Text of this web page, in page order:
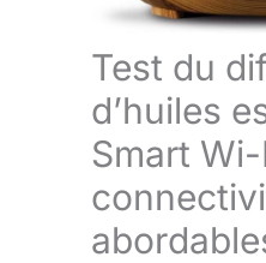
Test du
d’huiles
Smart